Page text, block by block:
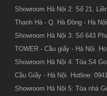
Showroom Hà Nội 2: Số 21,
Thanh Hà - Q. Hà Đông - Hà
Showroom Hà Nội 3: Số 643
TOWER - Cầu giấy - Hà Nội.
Showroom Hà Nội 4: Tòa S4
Cầu Giấy - Hà Nội. Hotline:
Showroom Hà Nội 5: Tòa nhà